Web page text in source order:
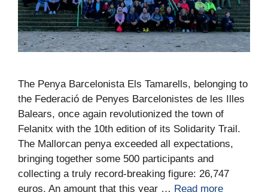
The Penya Barcelonista Els Tamarells, belonging to
the Federació de Penyes Barcelonistes de les Illes
Balears, once again revolutionized the town of
Felanitx with the 10th edition of its Solidarity Trail.
The Mallorcan penya exceeded all expectations,
bringing together some 500 participants and
collecting a truly record-breaking figure: 26,747
euros. An amount that this year … Read more